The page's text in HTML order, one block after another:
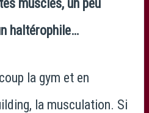
muscles, un peu
haltérophile…
la gym et en
la musculation. Si